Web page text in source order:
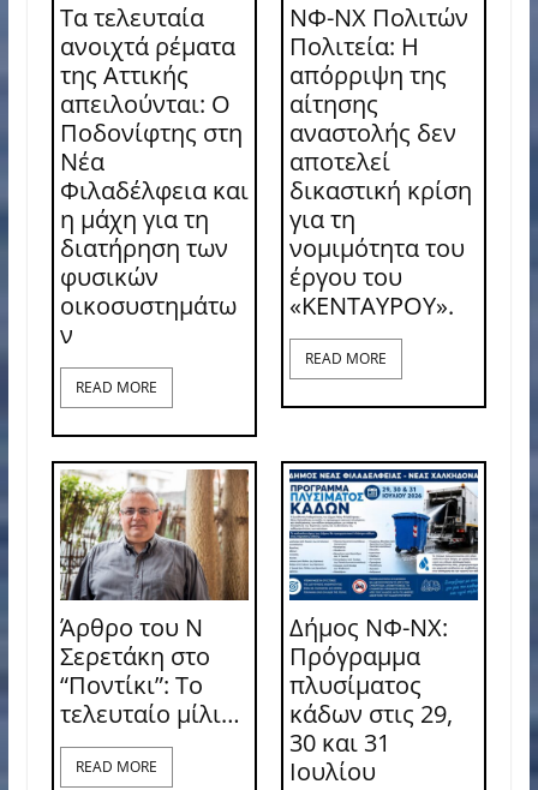
Τα τελευταία
ανοιχτά ρέματα
της Αττικής
απειλούνται: Ο
Ποδονίφτης στη
Νέα
Φιλαδέλφεια και
η μάχη για τη
διατήρηση των
φυσικών
οικοσυστημάτω
ν
READ MORE
ΝΦ-ΝΧ Πολιτών
Πολιτεία: Η
απόρριψη της
αίτησης
αναστολής δεν
αποτελεί
δικαστική κρίση
για τη
νομιμότητα του
έργου του
«ΚΕΝΤΑΥΡΟΥ».
READ MORE
Άρθρο του Ν
Σερετάκη στο
“Ποντίκι”: Το
τελευταίο μίλι…
READ MORE
Δήμος ΝΦ-ΝΧ:
Πρόγραμμα
πλυσίματος
κάδων στις 29,
30 και 31
Ιουλίου